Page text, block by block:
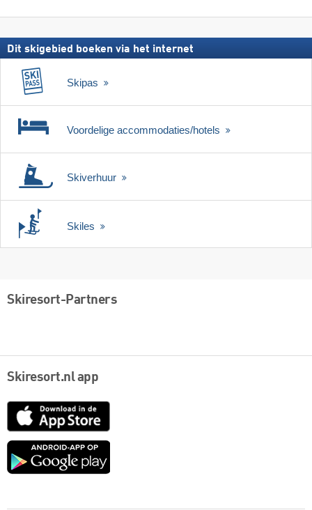
Dit skigebied boeken via het internet
Skipas
Voordelige accommodaties/hotels
Skiverhuur
Skiles
Skiresort-Partners
Skiresort.nl app
App
Google